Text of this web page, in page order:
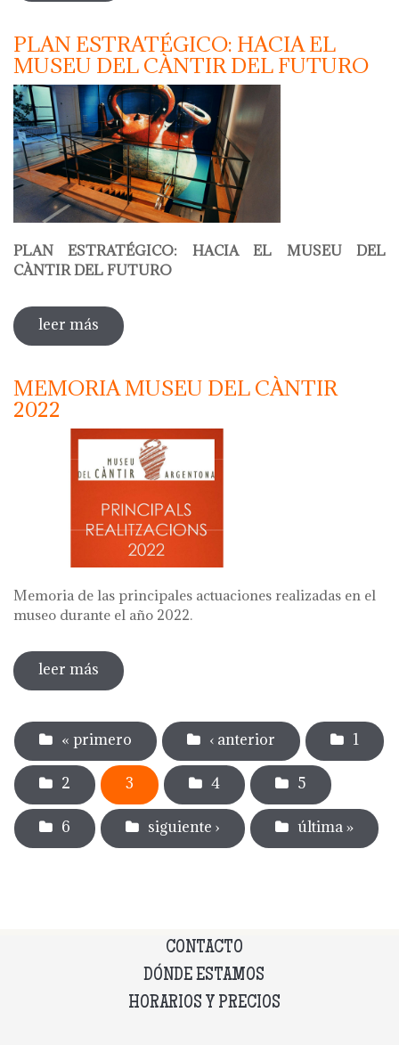
PLAN ESTRATÉGICO: HACIA EL
MUSEU DEL CÀNTIR DEL FUTURO
PLAN ESTRATÉGICO: HACIA EL MUSEU DEL
CÀNTIR DEL FUTURO
leer más sobre plan estratégico: hacia el museu
del càntir del futuro
MEMORIA MUSEU DEL CÀNTIR
2022
Memoria de las principales actuaciones realizadas en el
museo durante el año 2022.
leer más sobre memoria museu del càntir 2022
Páginas
« primero ‹ anterior 1
2 3 4 5
6 siguiente › última »
CONTACTO
DÓNDE ESTAMOS
HORARIOS Y PRECIOS